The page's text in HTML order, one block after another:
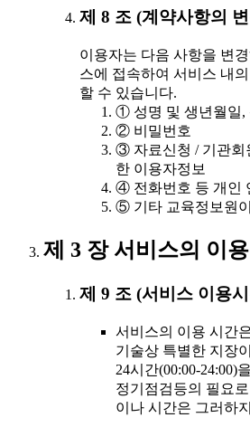
제 8 조 (계약사항의
이용자는 다음 사항을 변
스에 접속하여 서비스 내
할 수 있습니다.
① 성명 및 생년월일,
② 비밀번호
③ 자료신청 / 기관회
한 이용자정보
④ 전화번호 등 개인
⑤ 기타 교육정보원
제 3 장 서비스의 이용
제 9 조 (서비스 이용
서비스의 이용 시간
기술상 특별한 지장
24시간(00:00-24:00)
정기점검등의 필요
이나 시간은 그러하